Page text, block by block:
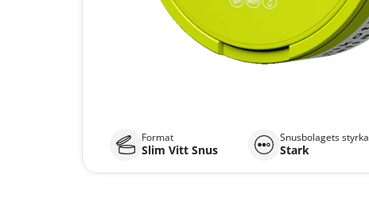
Format
Slim Vitt Snus
Snusbolagets styrka
Stark